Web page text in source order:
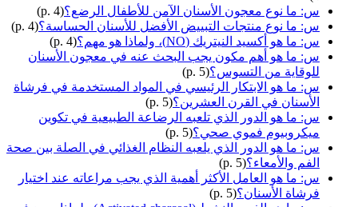
س: ما نوع معجون الأسنان الآمن للأطفال الرضع؟(p. 4)
س: ما نوع منتجات التبييض الأفضل للأسنان الحساسة؟(p. 4)
س: ما هو أكسيد النيتريك (NO)، ولماذا هو مهم؟
(p. 4)
س: ما هو أهم مكون يجب البحث عنه في معجون الأسنان
للوقاية من التسوس؟(p. 5)
س: ما هو الابتكار الرئيسي في المواد المستخدمة في فرشاة
الأسنان في القرن العشرين؟(p. 5)
س: ما هو الدور الذي تلعبه الرضاعة الطبيعية في تكوين
ميكروبيوم فموي صحي؟(p. 5)
س: ما هو الدور الذي يلعبه النظام الغذائي في الصلة بين صحة
الفم والأمعاء؟(p. 5)
س: ما هو العامل الأكثر أهمية الذي يجب مراعاته عند اختيار
فرشاة الأسنان؟(p. 5)